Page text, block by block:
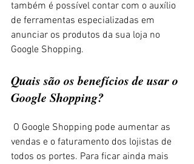
também é possível contar com o auxílio
de ferramentas especializadas em
anunciar os produtos da sua loja no
Google Shopping.
Quais são os benefícios de usar o
Google Shopping?
vendas e o faturamento dos lojistas de
todos os portes. Para ficar ainda mais